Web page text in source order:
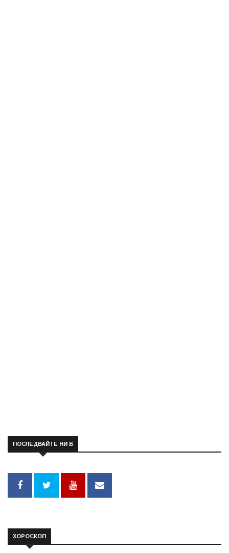
ПОСЛЕДВАЙТЕ НИ В
ХОРОСКОП